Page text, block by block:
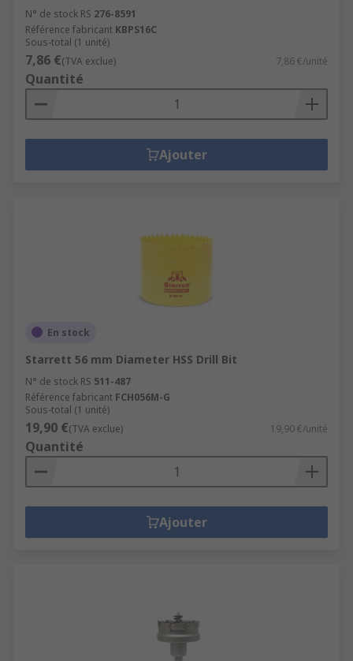
N° de stock RS 276-8591
Référence fabricant KBPS16C
Sous-total (1 unité)
7,86 €(TVA exclue) 7,86 €/unité
Quantité
Ajouter
En stock
Starrett 56 mm Diameter HSS Drill Bit
N° de stock RS 511-487
Référence fabricant FCH056M-G
Sous-total (1 unité)
19,90 €(TVA exclue) 19,90 €/unité
Quantité
Ajouter